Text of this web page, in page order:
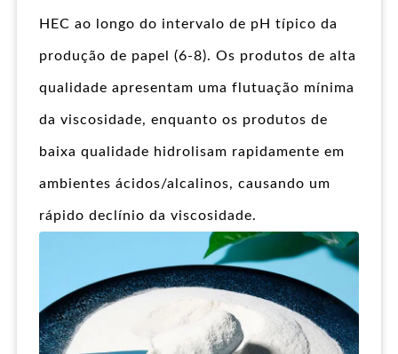
HEC ao longo do intervalo de pH típico da
produção de papel (6-8). Os produtos de alta
qualidade apresentam uma flutuação mínima
da viscosidade, enquanto os produtos de
baixa qualidade hidrolisam rapidamente em
ambientes ácidos/alcalinos, causando um
rápido declínio da viscosidade.